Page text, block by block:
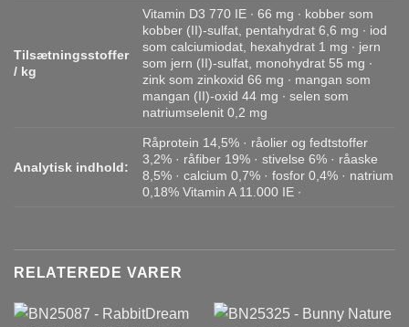
Tilsætningsstoffer
/ kg
Vitamin D3 770 IE ∙ 66 mg ∙ kobber som
kobber (II)-sulfat, pentahydrat 6,6 mg ∙ iod
som calciumiodat, hexahydrat 1 mg ∙ jern
som jern (II)-sulfat, monohydrat 55 mg ∙
zink som zinkoxid 66 mg ∙ mangan som
mangan (II)-oxid 44 mg ∙ selen som
natriumselenit 0,2 mg
Analytisk indhold:
Råprotein 14,5% · råolier og fedtstoffer
3,2% · råfiber 19% · stivelse 6% · råaske
8,5% · calcium 0,7% · fosfor 0,4% · natrium
0,18% Vitamin A 11.000 IE ∙
RELATEREDE VARER